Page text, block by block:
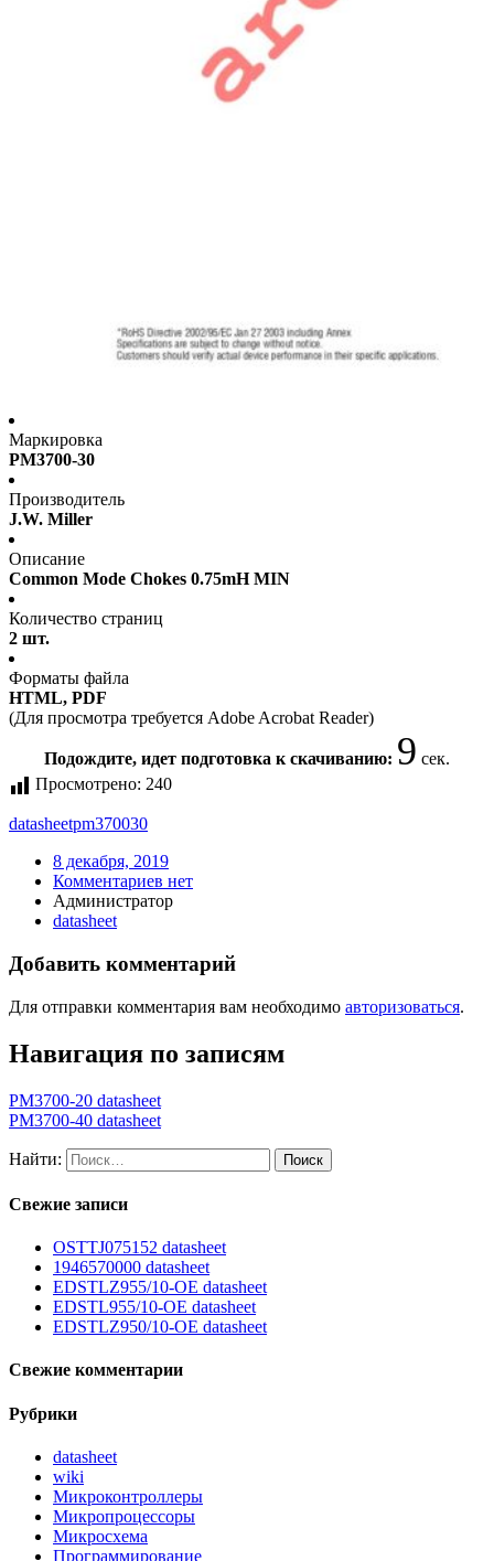
Маркировка
PM3700-30
Производитель
J.W. Miller
Описание
Common Mode Chokes 0.75mH MIN
Количество страниц
2 шт.
Форматы файла
HTML, PDF
(Для просмотра требуется Adobe Acrobat Reader)
Подождите, идет подготовка к скачиванию: 8 сек.
Просмотрено: 240
datasheetpm370030
8 декабря, 2019
Комментариев нет
Администратор
datasheet
Добавить комментарий
Для отправки комментария вам необходимо авторизоваться.
Навигация по записям
PM3700-20 datasheet
PM3700-40 datasheet
Найти:
Свежие записи
OSTTJ075152 datasheet
1946570000 datasheet
EDSTLZ955/10-OE datasheet
EDSTL955/10-OE datasheet
EDSTLZ950/10-OE datasheet
Свежие комментарии
Рубрики
datasheet
wiki
Микроконтроллеры
Микропроцессоры
Микросхема
Программирование